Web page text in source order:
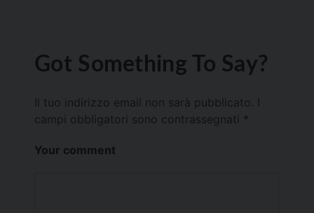
Got Something To Say?
Il tuo indirizzo email non sarà pubblicato.
campi obbligatori sono contrassegnati *
Your comment